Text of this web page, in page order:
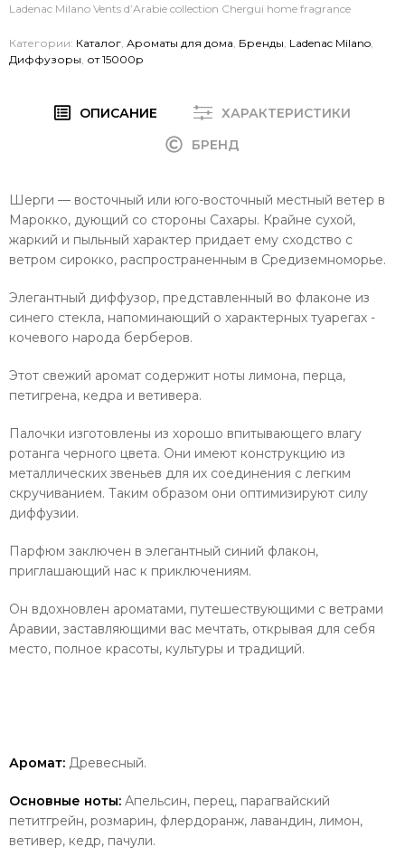
Ladenac Milano Vents d’Arabie collection Chergui home fragrance
Категории: Каталог Ароматы для дома Бренды Ladenac Milano
Диффузоры от 15000р
ОПИСАНИЕ
ХАРАКТЕРИСТИКИ
БРЕНД
Шерги — восточный или юго-восточный местный ветер в
Марокко, дующий со стороны Сахары. Крайне сухой,
жаркий и пыльный характер придает ему сходство с
ветром сирокко, распространенным в Средиземноморье.
Элегантный диффузор, представленный во флаконе из
синего стекла, напоминающий о характерных туарегах -
кочевого народа берберов.
Этот свежий аромат содержит ноты лимона, перца,
петигрена, кедра и ветивера.
Палочки изготовлены из хорошо впитывающего влагу
ротанга черного цвета. Они имеют конструкцию из
металлических звеньев для их соединения с легким
скручиванием. Таким образом они оптимизируют силу
диффузии.
Парфюм заключен в элегантный синий флакон,
приглашающий нас к приключениям.
Он вдохновлен ароматами, путешествующими с ветрами
Аравии, заставляющими вас мечтать, открывая для себя
место, полное красоты, культуры и традиций.
Аромат: Древесный.
Основные ноты: Апельсин, перец, парагвайский
петитгрейн, розмарин, флердоранж, лавандин, лимон,
ветивер, кедр, пачули.